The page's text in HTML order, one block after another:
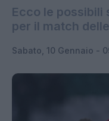
Ecco le possibili
per il match
Sabato, 10 Gennaio -